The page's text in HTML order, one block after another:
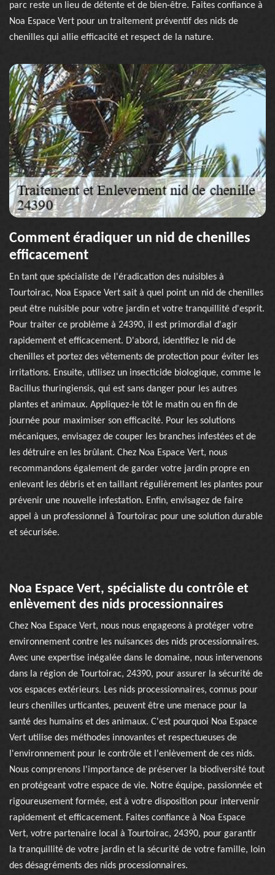
parc reste un lieu de détente et de bien-être. Faites confiance à
Noa Espace Vert pour un traitement préventif des nids de
chenilles qui allie efficacité et respect de la nature.
Comment éradiquer un nid de chenilles
efficacement
En tant que spécialiste de l'éradication des nuisibles à
Tourtoirac, Noa Espace Vert sait à quel point un nid de chenilles
peut être nuisible pour votre jardin et votre tranquillité d'esprit.
Pour traiter ce problème à 24390, il est primordial d'agir
rapidement et efficacement. D'abord, identifiez le nid de
chenilles et portez des vêtements de protection pour éviter les
irritations. Ensuite, utilisez un insecticide biologique, comme le
Bacillus thuringiensis, qui est sans danger pour les autres
plantes et animaux. Appliquez-le tôt le matin ou en fin de
journée pour maximiser son efficacité. Pour les solutions
mécaniques, envisagez de couper les branches infestées et de
les détruire en les brûlant. Chez Noa Espace Vert, nous
recommandons également de garder votre jardin propre en
enlevant les débris et en taillant régulièrement les plantes pour
prévenir une nouvelle infestation. Enfin, envisagez de faire
appel à un professionnel à Tourtoirac pour une solution durable
et sécurisée.
Noa Espace Vert, spécialiste du contrôle et
enlèvement des nids processionnaires
Chez Noa Espace Vert, nous nous engageons à protéger votre
environnement contre les nuisances des nids processionnaires.
Avec une expertise inégalée dans le domaine, nous intervenons
dans la région de Tourtoirac, 24390, pour assurer la sécurité de
vos espaces extérieurs. Les nids processionnaires, connus pour
leurs chenilles urticantes, peuvent être une menace pour la
santé des humains et des animaux. C'est pourquoi Noa Espace
Vert utilise des méthodes innovantes et respectueuses de
l'environnement pour le contrôle et l'enlèvement de ces nids.
Nous comprenons l'importance de préserver la biodiversité tout
en protégeant votre espace de vie. Notre équipe, passionnée et
rigoureusement formée, est à votre disposition pour intervenir
rapidement et efficacement. Faites confiance à Noa Espace
Vert, votre partenaire local à Tourtoirac, 24390, pour garantir
la tranquillité de votre jardin et la sécurité de votre famille, loin
des désagréments des nids processionnaires.